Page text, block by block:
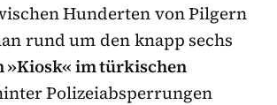
Hunderten von Pilgern
rund um den knapp sechs
»Kiosk« im türkischen
Polizeiabsperrungen